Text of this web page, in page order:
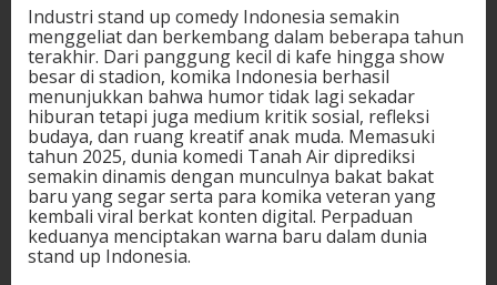
Industri stand up comedy Indonesia semakin
menggeliat dan berkembang dalam beberapa tahun
terakhir. Dari panggung kecil di kafe hingga show
besar di stadion, komika Indonesia berhasil
menunjukkan bahwa humor tidak lagi sekadar
hiburan tetapi juga medium kritik sosial, refleksi
budaya, dan ruang kreatif anak muda. Memasuki
tahun 2025, dunia komedi Tanah Air diprediksi
semakin dinamis dengan munculnya bakat bakat
baru yang segar serta para komika veteran yang
kembali viral berkat konten digital. Perpaduan
keduanya menciptakan warna baru dalam dunia
stand up Indonesia.